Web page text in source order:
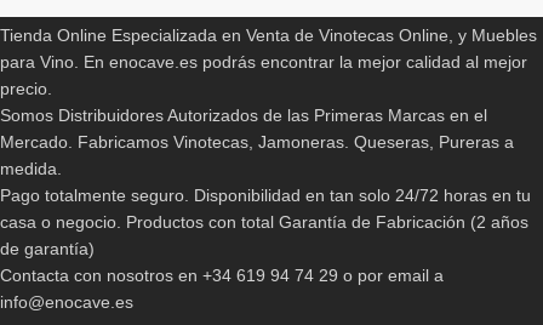
montados y finalizados de montaje. No es necesario montarlos, lo
cual es de agradecer por el cliente.
tanto para su evolución como para el momento del
características principales que deben poseer estos aparatos que
se encargarán de cuidar nuestras preciadas bebidas.
Para poder conservar nuestro vino de la forma correcta, no solo
nos bastará con mantenerlo en un lugar donde este en total
Tienda Online Especializada en Venta de Vinotecas Online, y Muebles
para Vino. En enocave.es podrás encontrar la mejor calidad al mejor
precio.
Somos Distribuidores Autorizados de las Primeras Marcas en el
Mercado. Fabricamos Vinotecas, Jamoneras. Queseras, Pureras a
medida.
Pago totalmente seguro. Disponibilidad en tan solo 24/72 horas en tu
casa o negocio. Productos con total Garantía de Fabricación (2 años
de garantía)
Contacta con nosotros en +34 619 94 74 29 o por email a
info@enocave.es